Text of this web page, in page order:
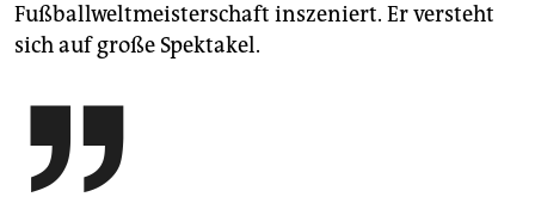
Fußballweltmeisterschaft inszeniert. Er versteht
sich auf große Spektakel.
